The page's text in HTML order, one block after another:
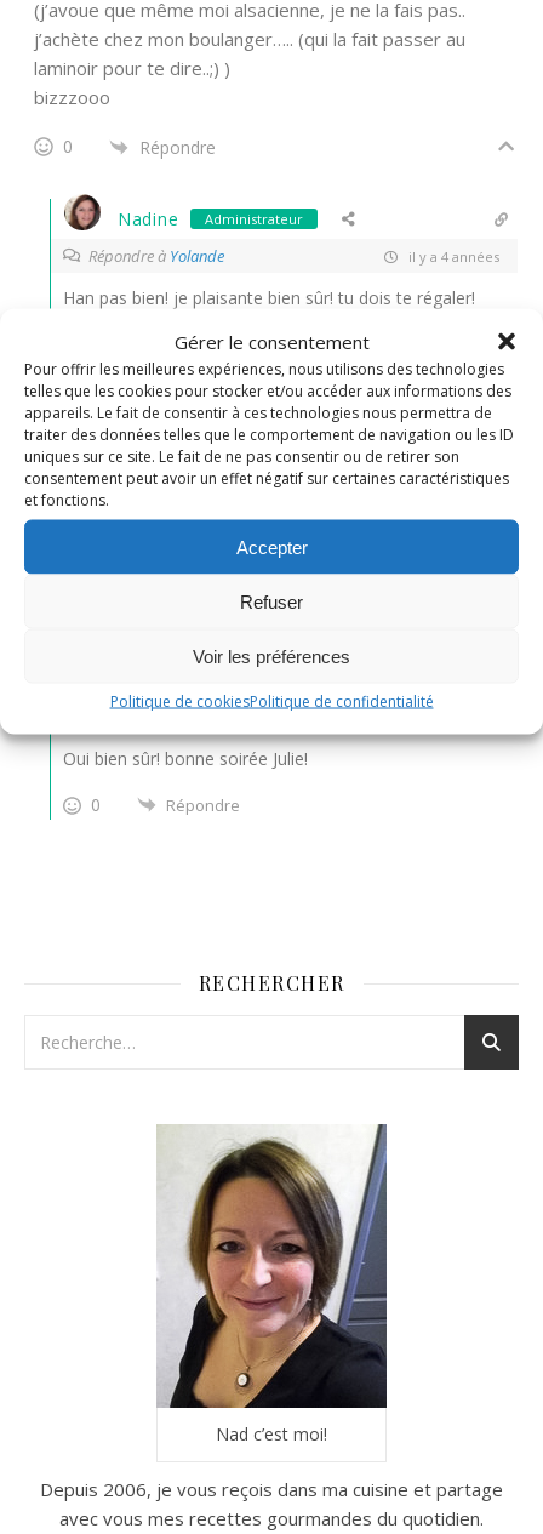
Gérer le consentement
Pour offrir les meilleures expériences, nous utilisons des technologies
telles que les cookies pour stocker et/ou accéder aux informations des
appareils. Le fait de consentir à ces technologies nous permettra de
traiter des données telles que le comportement de navigation ou les ID
uniques sur ce site. Le fait de ne pas consentir ou de retirer son
consentement peut avoir un effet négatif sur certaines caractéristiques
et fonctions.
Accepter
Refuser
Voir les préférences
Politique de cookiesPolitique de confidentialité
(j’avoue que même moi alsacienne, je ne la fais pas..
j’achète chez mon boulanger….. (qui la fait passer au
laminoir pour te dire..;) )
bizzzooo
0 Répondre
Nadine Administrateur
Répondre à Yolande il y a 4 années
Han pas bien! je plaisante bien sûr! tu dois te régaler!
0
Répondre
Julie
il y a 2 années
Répondre àJulie
Oui bien sûr! bonne soirée Julie!
0
Répondre
RECHERCHER
Nad c’est moi!
Depuis 2006, je vous reçois dans ma cuisine et partage
avec vous mes recettes gourmandes du quotidien.